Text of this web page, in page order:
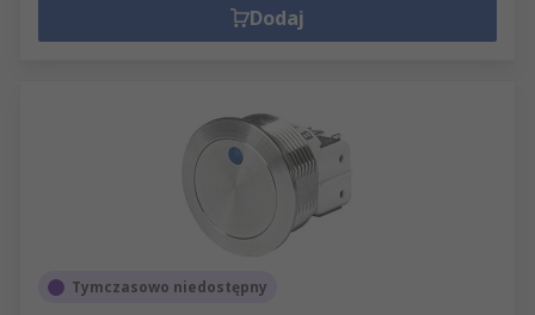
Dodaj
Tymczasowo niedostępny